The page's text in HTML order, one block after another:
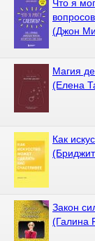
Что я
(Джон
Магия
(Елена
Как
Закон
(Галина